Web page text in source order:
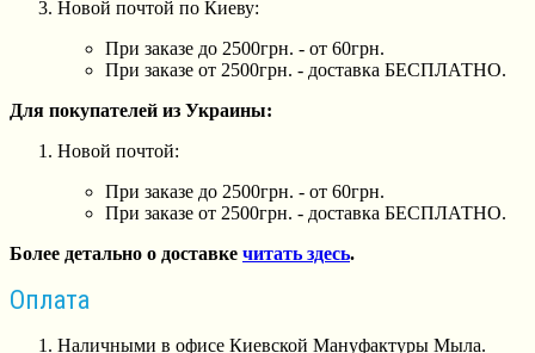
Новой почтой по Киеву:
При заказе до 2500грн. - от 60грн.
При заказе от 2500грн. - доставка БЕСПЛАТНО.
Для покупателей из Украины:
Новой почтой:
При заказе до 2500грн. - от 60грн.
При заказе от 2500грн. - доставка БЕСПЛАТНО.
Более детально о доставке читать здесь.
Оплата
Наличными в офисе Киевской Мануфактуры Мыла.